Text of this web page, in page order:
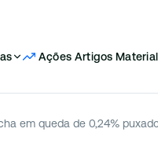
Ações Artigos
em queda de 0,24% puxado